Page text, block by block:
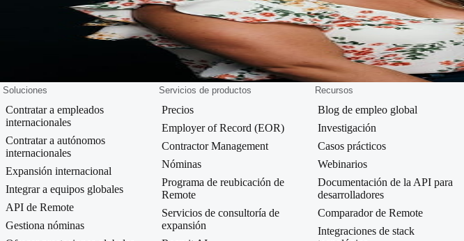
Hallie is the Manager of Community at Remote and responsible for building
out the world’s only community hub of its kind, built for remote
professionals around the globe. She is a passionate advocate and educator
for professionals and leaders looking to improve remote-first work practices
Soluciones
Contratar a empleados
internacionales
Contratar a autónomos
internacionales
Expansión internacional
Integrar a equipos globales
API de Remote
Gestiona nóminas
Servicios de productos
Precios
Employer of Record (EOR)
Contractor Management
Nóminas
Programa de reubicación de
Remote
Servicios de consultoría de
expansión
Recursos
Blog de empleo global
Investigación
Casos prácticos
Webinarios
Documentación de la API para
desarrolladores
Comparador de Remote
Integraciones de stack